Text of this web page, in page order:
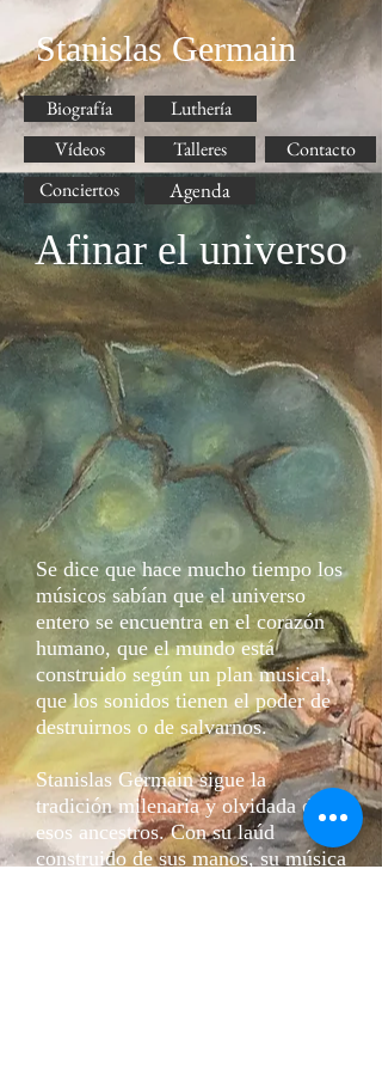
Stanislas Germain
Biografía
Vídeos
Conciertos
Luthería
Talleres
Agenda
Contacto
Afinar el universo
Se dice que hace mucho tiempo los
músicos sabían que el universo
entero se encuentra en el corazón
humano, que el mundo está
construido según un plan musical,
que los sonidos tienen el poder de
destruirnos o de salvarnos.
Stanislas Germain sigue la
tradición milenaria y olvidada de
esos ancestros. Con su laúd
construido de sus manos, su música